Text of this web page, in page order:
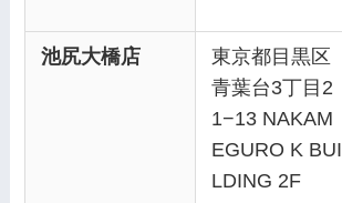
池尻大橋店
東京都目黒区
青葉台3丁目2
1−13 NAKAM
EGURO K BUI
LDING 2F